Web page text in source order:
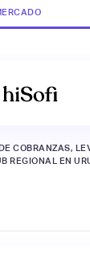
COBRANZAS,
REGIONAL EN